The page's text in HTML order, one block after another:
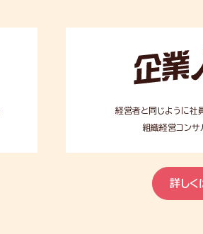
業
人
経
経営者と同じように社
組織経営コンサ
詳しく